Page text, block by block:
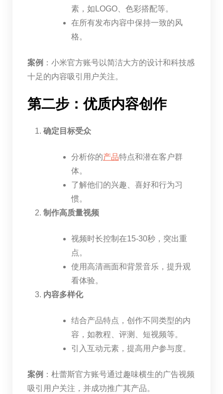
素，如LOGO、色彩搭配等。
在所有发布内容中保持一致的风
格。
案例 ：小米官方账号以简洁大方的设计和科技感
十足的内容吸引用户关注。
第二步：优质内容创作
确定目标受众
分析你的产品特点和潜在客户群
体。
了解他们的兴趣、喜好和行为习
惯。
制作高质量视频
视频时长控制在15-30秒，突出重
点。
使用高清画面和背景音乐，提升观
看体验。
内容多样化
结合产品特点，创作不同类型的内
容，如教程、评测、短视频等。
引入互动元素，提高用户参与度。
案例 ：杜蕾斯官方账号通过趣味横生的广告视频
吸引用户关注，并成功推广其产品。